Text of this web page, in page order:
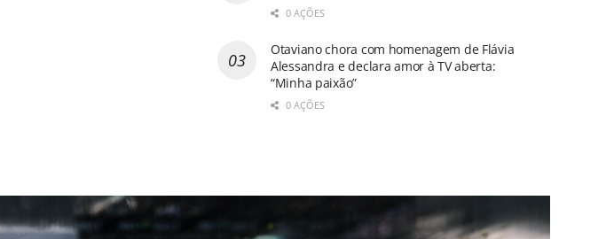
0 AÇÕES
Otaviano chora com homenagem de Flávia
Alessandra e declara amor à TV aberta:
“Minha paixão”
0 AÇÕES